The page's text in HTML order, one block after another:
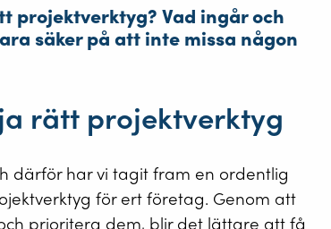
projektverktyg? Vad ingår och
säker på att inte missa någon
rätt projektverktyg
därför har vi tagit fram en ordentlig
för ert företag. Genom att
prioritera dem, blir det lättare att få